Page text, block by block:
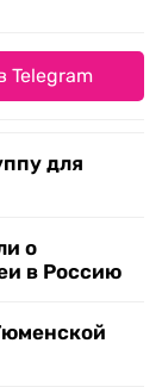
Telegram
для
о
в Россию